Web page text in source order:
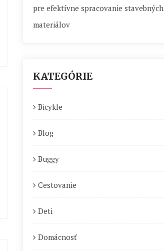
pre efektívne spracovanie stavebných
materiálov
KATEGÓRIE
Bicykle
Blog
Buggy
Cestovanie
Deti
Domácnosť